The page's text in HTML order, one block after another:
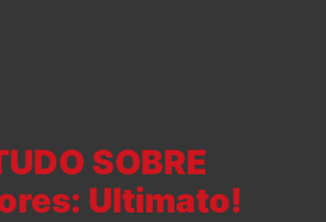
SOBRE
Ultimato!